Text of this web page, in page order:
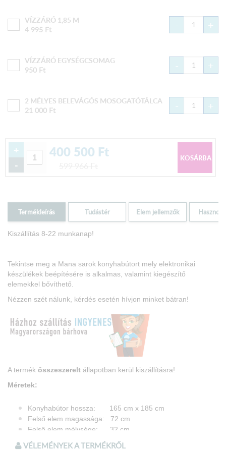
VÍZZÁRÓ 1,85 M
4 995 Ft - +
VÍZZÁRÓ EGYSÉGCSOMAG
950 Ft - +
2 MÉLYES BELEVÁGÓS MOSOGATÓTÁLCA
21 000 Ft - +
+
-
400 500 Ft
Termékleírás Tudástér Elem jellemzők Hasznos
Kiszállítás 8-22 munkanap!
Tekintse meg a Mana sarok konyhabútort mely elektronikai
készülékek beépítésére is alkalmas, valamint kiegészítő
elemekkel bővíthető.
Nézzen szét nálunk, kérdés esetén hívjon minket bátran!
A termék összeszerelt állapotban kerül kiszállításra!
Méretek:
Konyhabútor hossza: 165 cm x 185 cm
Felső elem magassága: 72 cm
Felső elem mélysége: 32 cm
Alsó elem magassága: 85 cm
VÉLEMÉNYEK A TERMÉKRŐL